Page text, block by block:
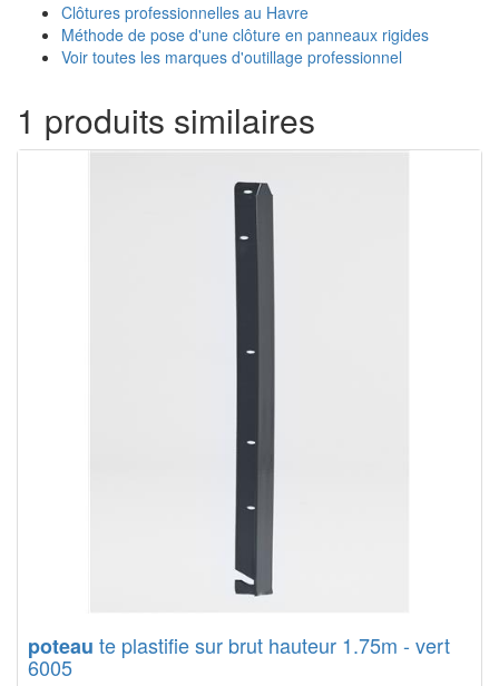
Clôtures professionnelles au Havre
Méthode de pose d'une clôture en panneaux rigides
Voir toutes les marques d'outillage professionnel
1 produits similaires
poteau te plastifie sur brut hauteur 1.75m - vert
6005